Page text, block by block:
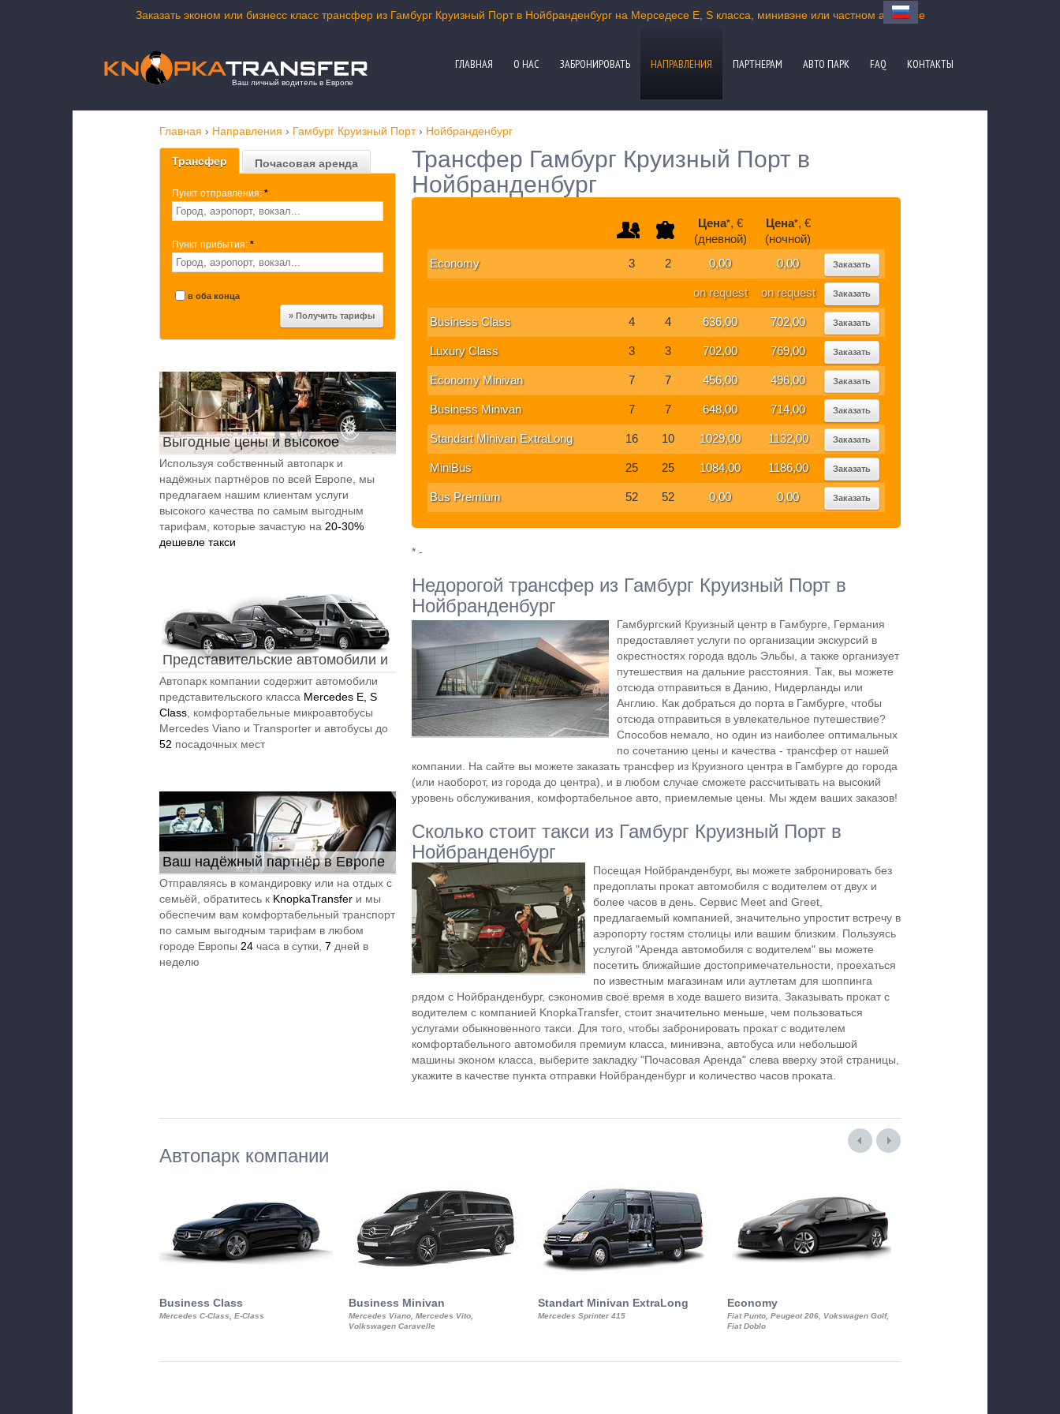
Заказать эконом или бизнесс класс трансфер из Гамбург Круизный Порт в Нойбранденбург на Мерседесе E, S класса, минивэне или частном автобусе
Ваш личный водитель в Европе
ГЛАВНАЯ О НАС ЗАБРОНИРОВАТЬ НАПРАВЛЕНИЯ ПАРТНЕРАМ АВТО ПАРК FAQ КОНТАКТЫ
Главная › Направления › Гамбург Круизный Порт› Нойбранденбург
Трансфер Почасовая аренда
Пункт отправления: *
Пункт прибытия: *
в оба конца
Выгодные цены и высокое
качество
Используя собственный автопарк и
надёжных партнёров по всей Европе, мы
предлагаем нашим клиентам услуги
высокого качества по самым выгодным
тарифам, которые зачастую на 20-30%
дешевле такси
Представительские автомобили и
автобусы
Автопарк компании содержит автомобили
представительского класса Mercedes E, S
Class , комфортабельные микроавтобусы
Mercedes Viano и Transporter и автобусы до
52 посадочных мест
Ваш надёжный партнёр в Европе
24/7
Отправляясь в командировку или на отдых с
семьёй, обратитесь к KnopkaTransfer и мы
обеспечим вам комфортабельный транспорт
по самым выгодным тарифам в любом
городе Европы 24 часа в сутки, 7 дней в
неделю
Трансфер Гамбург Круизный Порт в
Нойбранденбург
Цена*, €
(дневной)
Цена*, €
(ночной)
Economy
3 2 0,00 0,00 Заказать
on request on request Заказать
Business Class 4 4 636,00 702,00 Заказать
Luxury Class 3 3 702,00 769,00 Заказать
Economy Minivan 7 7 456,00 496,00 Заказать
Business Minivan 7 7 648,00 714,00 Заказать
Standart Minivan ExtraLong 16 10 1029,00 1132,00 Заказать
MiniBus 25 25 1084,00 1186,00 Заказать
Bus Premium 52 52 0,00 0,00 Заказать
* -
Недорогой трансфер из Гамбург Круизный Порт в
Нойбранденбург
Гамбургский Круизный центр в Гамбурге, Германия
предоставляет услуги по организации экскурсий в
окрестностях города вдоль Эльбы, а также организует
путешествия на дальние расстояния. Так, вы можете
отсюда отправиться в Данию, Нидерланды или
Англию. Как добраться до порта в Гамбурге, чтобы
отсюда отправиться в увлекательное путешествие?
Способов немало, но один из наиболее оптимальных
по сочетанию цены и качества - трансфер от нашей
компании. На сайте вы можете заказать трансфер из Круизного центра в Гамбурге до города
(или наоборот, из города до центра), и в любом случае сможете рассчитывать на высокий
уровень обслуживания, комфортабельное авто, приемлемые цены. Мы ждем ваших заказов!
Сколько стоит такси из Гамбург Круизный Порт в
Нойбранденбург
Посещая Нойбранденбург, вы можете забронировать без
предоплаты прокат автомобиля с водителем от двух и
более часов в день. Сервис Meet and Greet,
предлагаемый компанией, значительно упростит встречу в
аэропорту гостям столицы или вашим близким. Пользуясь
услугой "Аренда автомобиля с водителем" вы можете
посетить ближайшие достопримечательности, проехаться
по известным магазинам или аутлетам для шоппинга
рядом с Нойбранденбург, сэкономив своё время в ходе вашего визита. Заказывать прокат с
водителем с компанией KnopkaTransfer, стоит значительно меньше, чем пользоваться
услугами обыкновенного такси. Для того, чтобы забронировать прокат с водителем
комфортабельного автомобиля премиум класса, минивэна, автобуса или небольшой
машины эконом класса, выберите закладку "Почасовая Аренда" слева вверху этой страницы,
укажите в качестве пункта отправки Нойбранденбург и количество часов проката.
Автопарк компании
Business Class
Mercedes C-Class, E-Class
Business Minivan
Mercedes Viano, Mercedes Vito,
Volkswagen Caravelle
Standart Minivan ExtraLong
Mercedes Sprinter 415
Economy
Fiat Punto, Peugeot 206, Vokswagen Golf,
Fiat Doblo